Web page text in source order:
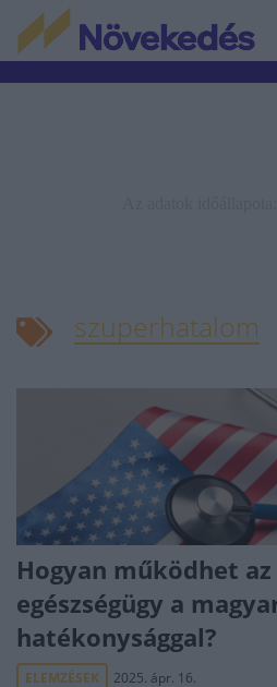
szuperhatalom
Hogyan működhet
egészségügy a
hatékonysággal?
ELEMZÉSEK 2025. ápr. 16.